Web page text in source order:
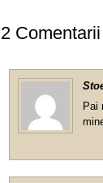
2
Pai